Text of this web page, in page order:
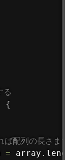
る
{
配列の長さま
= array .